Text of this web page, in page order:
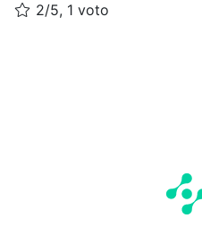
2/5, 1 voto